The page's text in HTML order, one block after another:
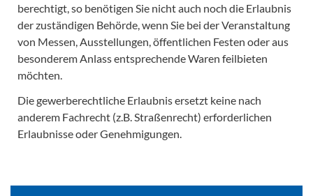
berechtigt, so benötigen Sie nicht auch noch die Erlaubnis
der zuständigen Behörde, wenn Sie bei der Veranstaltung
von Messen, Ausstellungen, öffentlichen Festen oder aus
besonderem Anlass entsprechende Waren feilbieten
möchten.
Die gewerberechtliche Erlaubnis ersetzt keine nach
anderem Fachrecht (z.B. Straßenrecht) erforderlichen
Erlaubnisse oder Genehmigungen.